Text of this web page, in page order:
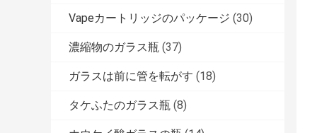
Vapeカートリッジのパッケージ (30)
濃縮物のガラス瓶 (37)
ガラスは前に管を転がす (18)
タケふたのガラス瓶 (8)